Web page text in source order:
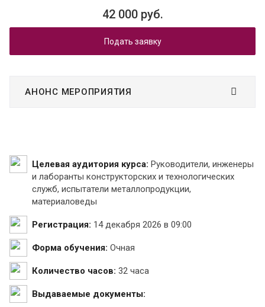
42 000 руб.
Подать заявку
АНОНС МЕРОПРИЯТИЯ
Целевая аудитория курса: Руководители, инженеры
и лаборанты конструкторских и технологических
служб, испытатели металлопродукции,
материаловеды
Регистрация: 14 декабря 2026 в 09:00
Форма обучения: Очная
Количество часов: 32 часа
Выдаваемые документы: